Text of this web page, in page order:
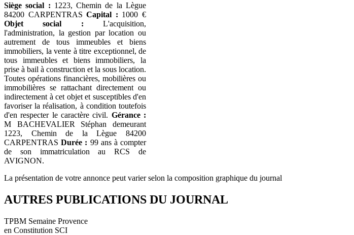
Siège social : 1223, Chemin de la Lègue
84200 CARPENTRASCapital : 1000 €
Objet social : L'acquisition,
l'administration, la gestion par location ou
autrement de tous immeubles et biens
immobiliers, la vente à titre exceptionnel, de
tous immeubles et biens immobiliers, la
prise à bail à construction et la sous location.
Toutes opérations financières, mobilières ou
immobilières se rattachant directement ou
indirectement à cet objet et susceptibles d'en
favoriser la réalisation, à condition toutefois
d'en respecter le caractère civil. Gérance :
M BACHEVALIER Stéphan demeurant
1223, Chemin de la Lègue 84200
CARPENTRASDurée : 99 ans à compter
de son immatriculation au RCS de
AVIGNON.
La présentation de votre annonce peut varier selon la composition graphique du journal
AUTRES PUBLICATIONS DU JOURNAL
TPBM Semaine Provence
en Constitution SCI